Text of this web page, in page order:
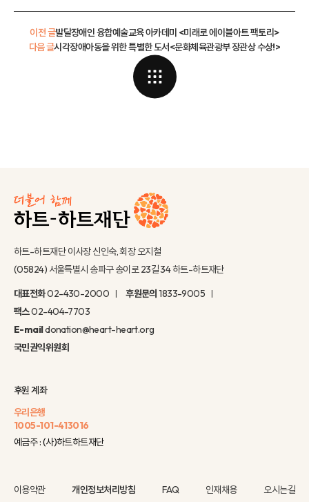
이전 글발달장애인 융합예술교육 아카데미 <미래로 에이블아트 팩토리>
시각장애아동을 위한 특별한 도서<문화체육관광부 장관상 수상!>
다음 글
하트-하트재단 이사장 신인숙, 회장 오지철
(05824) 서울특별시 송파구 송이로 23길 34 하트-하트재단
대표전화02-430-2000 후원문의1833-9005
팩스02-404-7703
E-maildonation@heart-heart.org
국민권익위원회
후원 계좌
우리은행
1005-101-413016
예금주 : (사)하트하트재단
이용약관 개인정보처리방침 FAQ 인재채용 오시는길